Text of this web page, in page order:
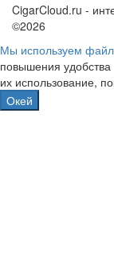
CigarCloud.ru -
©2026
Мы используем
повышения
их использование,
Окей